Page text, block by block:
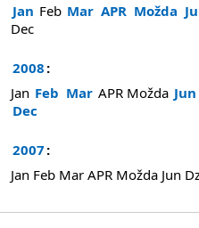
Jan Feb Mar APR Možda
Dec
2008 :
Jan Feb Mar APR Možda Jun
Dec
2007 :
Jan Feb Mar APR Možda Jun